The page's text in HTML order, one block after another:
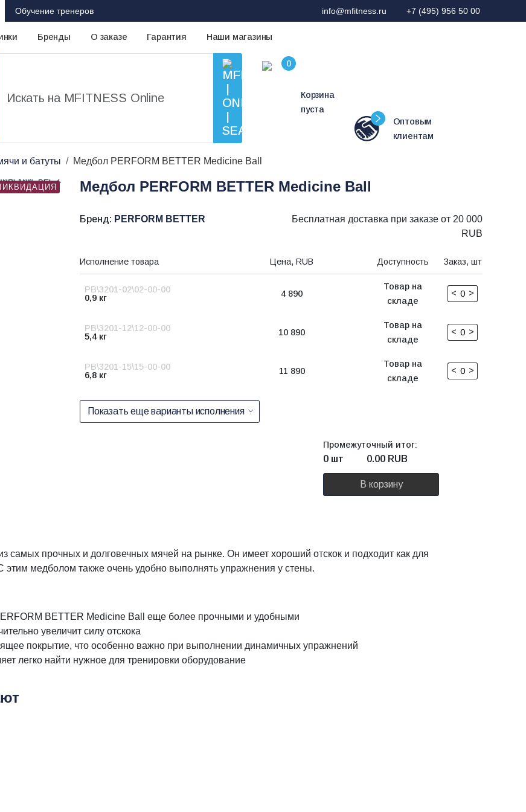
Обучение тренеров info@mfitness.ru +7 (495) 956 50 00
Бренды О заказе Гарантия Наши магазины
Корзина
пуста
Оптовым
клиентам
и батуты Медбол PERFORM BETTER Medicine Ball
Медбол PERFORM BETTER Medicine Ball
Бренд: PERFORM BETTER
Бесплатная доставка при заказе от 20 000
RUB
Исполнение товара Цена, RUB Доступность Заказ, шт
PB\3201-02\02-00-00
0,9 кг
4 890
Товар на
складе
< >
PB\3201-12\12-00-00
5,4 кг
10 890
Товар на
складе
< >
PB\3201-15\15-00-00
6,8 кг
11 890
Товар на
складе
< >
Показать еще варианты исполнения
Промежуточный итог:
0 шт 0.00 RUB
В корзину
самых прочных и долговечных мячей на рынке. Он имеет хороший отскок и подходит как для
этим медболом также очень удобно выполнять упражнения у стены.
BETTER Medicine Ball еще более прочными и удобными
увеличит силу отскока
покрытие, что особенно важно при выполнении динамичных упражнений
легко найти нужное для тренировки оборудование